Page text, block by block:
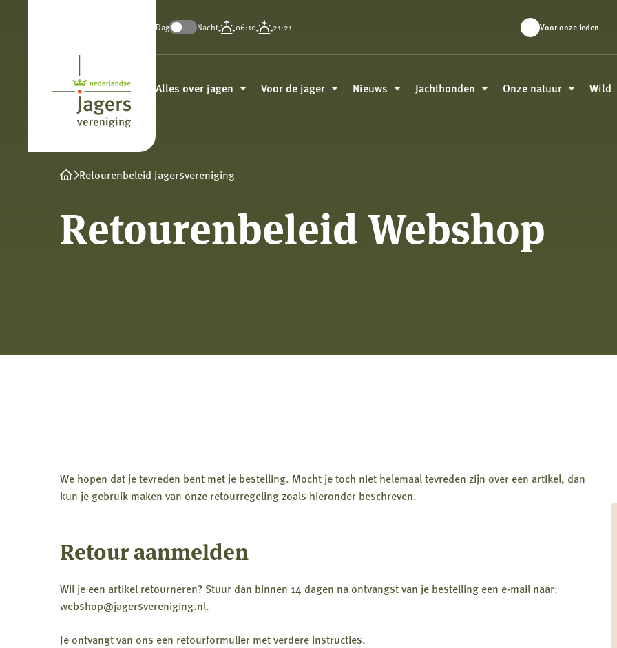
Nederlandse
Jagersvereniging
Dag Nacht 06:10 21:21 Voor onze leden
Alles over jagen Voor de jager Nieuws Jachthonden Onze natuur Wild
Retourenbeleid Jagersvereniging
Retourenbeleid Webshop
We hopen dat je tevreden bent met je bestelling. Mocht je toch niet helemaal tevreden zijn over een artikel, dan
kun je gebruik maken van onze retourregeling zoals hieronder beschreven.
Retour aanmelden
Wil je een artikel retourneren? Stuur dan binnen 14 dagen na ontvangst van je bestelling een e-mail naar:
webshop@jagersvereniging.nl.
Je ontvangt van ons een retourformulier met verdere instructies.